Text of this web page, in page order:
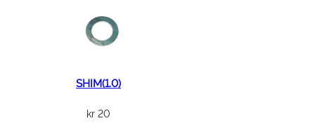
SHIM(1.0)
kr 20